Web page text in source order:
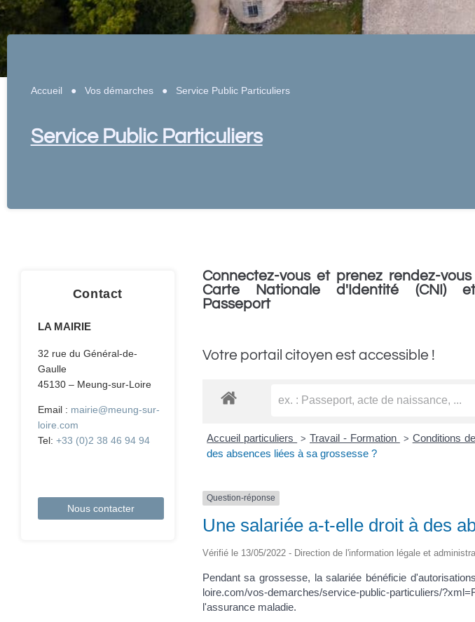
Accueil ● Vos démarches● Service Public Particuliers
Service Public Particuliers
Contact
LA MAIRIE
32 rue du Général-de-
Gaulle
45130 – Meung-sur-Loire
Email : mairie@meung-sur-
loire.com
Tel:+33 (0)2 38 46 94 94
Nous contacter
Connectez-vous et prenez rendez-
Carte Nationale d'Identité (CNI)
Passeport
Votre portail citoyen est accessible !
Accueil particuliers > Travail - Formation > Conditions
des absences liées à sa grossesse ?
Question-réponse
Une salariée a-t-elle droit à des
Vérifié le 13/05/2022 - Direction de l'information légale et
Pendant sa grossesse, la salariée bénéficie
loire.com/vos-demarches/service-public-particuliers/
l'assurance maladie.